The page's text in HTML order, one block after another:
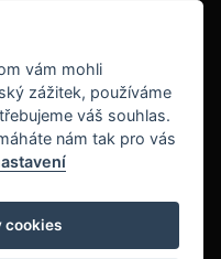
vám mohli
zážitek, používáme
váš souhlas.
nám tak pro vás
cookies